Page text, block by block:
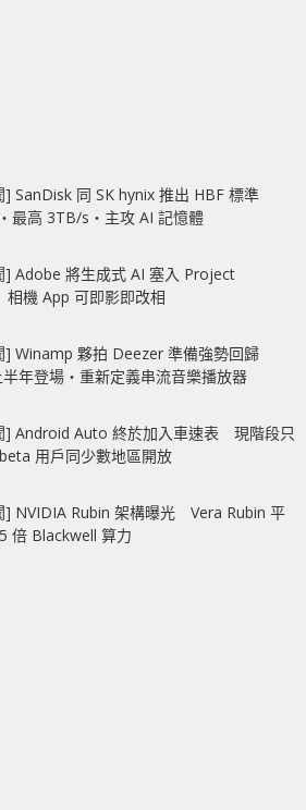
] SanDisk 同 SK hynix 推出 HBF 標準
最高 3TB/s‧主攻 AI 記憶體
] Adobe 將生成式 AI 塞入 Project
機 App 可即影即改相
] Winamp 夥拍 Deezer 準備強勢回歸
半年登場‧重新定義串流音樂播放器
] Android Auto 終於加入車速表 現階段只
用戶同少數地區開放
] NVIDIA Rubin 架構曝光 Vera Rubin 平
倍 Blackwell 算力